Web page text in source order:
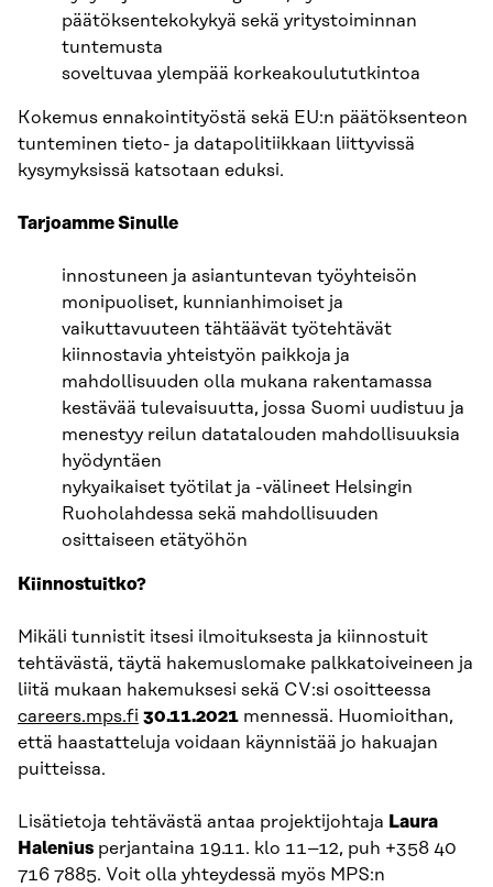
päätöksentekokykyä sekä yritystoiminnan
tuntemusta
soveltuvaa ylempää korkeakoulututkintoa
Kokemus ennakointityöstä sekä EU:n päätöksenteon
tunteminen tieto- ja datapolitiikkaan liittyvissä
kysymyksissä katsotaan eduksi.
Tarjoamme Sinulle
innostuneen ja asiantuntevan työyhteisön
monipuoliset, kunnianhimoiset ja
vaikuttavuuteen tähtäävät työtehtävät
kiinnostavia yhteistyön paikkoja ja
mahdollisuuden olla mukana rakentamassa
kestävää tulevaisuutta, jossa Suomi uudistuu ja
menestyy reilun datatalouden mahdollisuuksia
hyödyntäen
nykyaikaiset työtilat ja -välineet Helsingin
Ruoholahdessa sekä mahdollisuuden
osittaiseen etätyöhön
Kiinnostuitko?
Mikäli tunnistit itsesi ilmoituksesta ja kiinnostuit
tehtävästä, täytä hakemuslomake palkkatoiveineen ja
liitä mukaan hakemuksesi sekä CV:si osoitteessa
careers.mps.fi 30.11.2021 mennessä. Huomioithan,
että haastatteluja voidaan käynnistää jo hakuajan
puitteissa.
Lisätietoja tehtävästä antaa projektijohtaja Laura
Halenius perjantaina 19.11. klo 11–12, puh +358 40
716 7885. Voit olla yhteydessä myös MPS:n